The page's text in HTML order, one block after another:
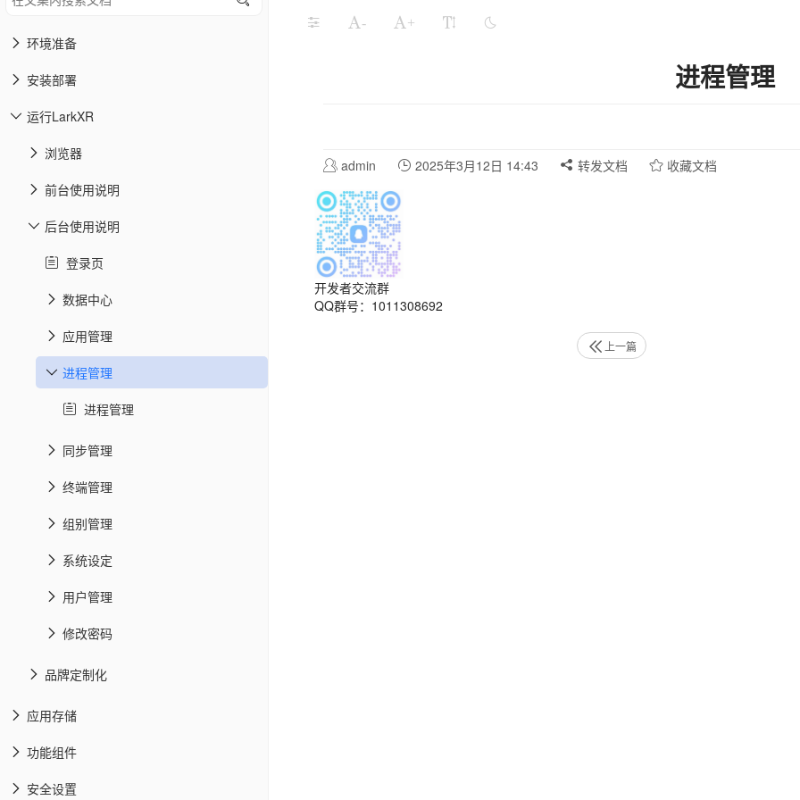
环境准备
安装部署
运行LarkXR
浏览器
前台使用说明
后台使用说明
登录页
数据中心
应用管理
进程管理
进程管理
同步管理
终端管理
组别管理
系统设定
用户管理
修改密码
品牌定制化
应用存储
功能组件
安全设置
- +
进程管理
admin 2025年3月12日 14:43 转发文档 收藏文档
开发者交流群
QQ群号：1011308692
上一篇